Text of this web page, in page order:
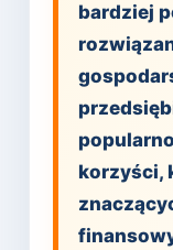
bardziej
korzyści,